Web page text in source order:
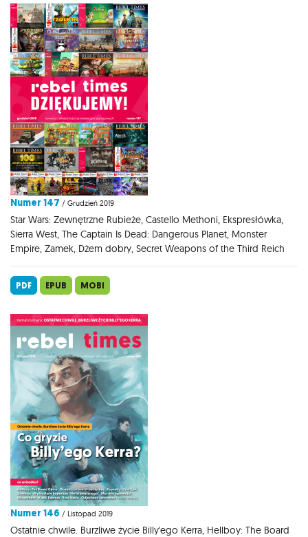
Numer 147 / Grudzień 2019
Star Wars: Zewnętrzne Rubieże, Castello Methoni, Ekspresłówka,
Sierra West, The Captain Is Dead: Dangerous Planet, Monster
Empire, Zamek, Dżem dobry, Secret Weapons of the Third Reich
PDF EPUB MOBI
Numer 146 / Listopad 2019
Ostatnie chwile. Burzliwe życie Billy'ego Kerra, Hellboy: The Board